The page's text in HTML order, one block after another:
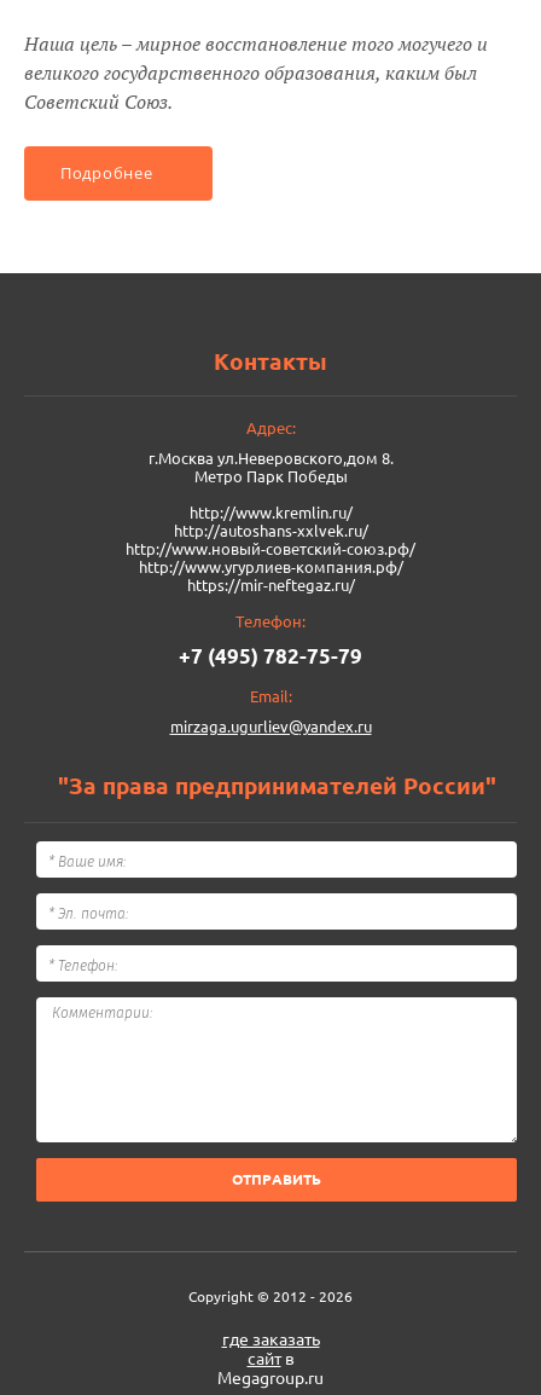
Наша цель – мирное восстановление того могучего и
великого государственного образования, каким был
Советский Союз.
Подробнее
Контакты
Адрес:
г.Москва ул.Неверовского,дом 8.
Метро Парк Победы
http://www.kremlin.ru/
http://autoshans-xxlvek.ru/
​http://www.новый-советский-союз.рф/
http://www.угурлиев-компания.рф/
https://mir-neftegaz.ru/
Телефон:
+7 (495) 782-75-79
Email:
mirzaga.ugurliev@yandex.ru
"За права предпринимателей России"
ОТПРАВИТЬ
Copyright © 2012 - 2026
где заказать
сайтв
Megagroup.ru